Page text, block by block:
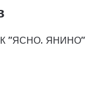
ЖК "ЯСНО. ЯНИНО"